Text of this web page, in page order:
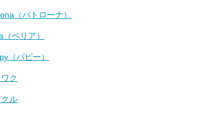
（パトローナ）
（ペリア）
（パピー）
ク
ル